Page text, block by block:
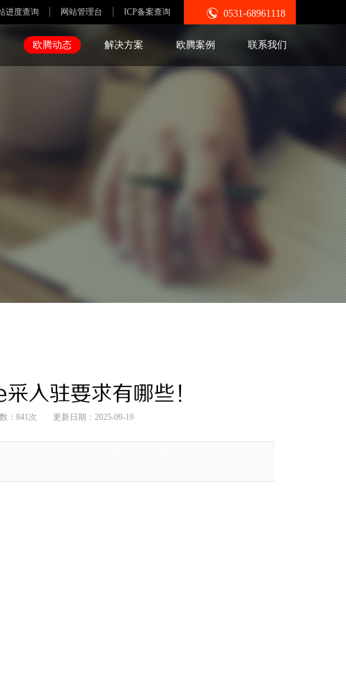
ICP备案查询
网站管理台
进度查询  0531-68961118
欧腾动态 解决方案 欧腾案例 联系我们
入驻要求有哪些！
：841次 更新日期：2025-09-19